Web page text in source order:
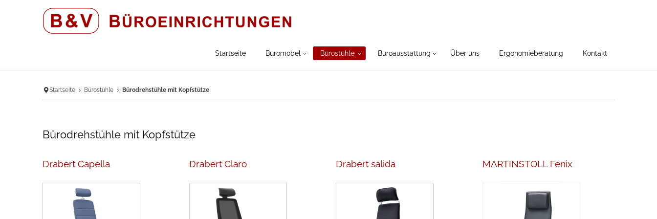
Startseite Büromöbel Bürostühle Büroausstattung Über uns Ergonomieberatung Kontakt
Startseite Bürostühle Bürodrehstühle mit Kopfstütze
Bürodrehstühle mit Kopfstütze
Drabert Capella Drabert Claro Drabert salida MARTINSTOLL Fenix